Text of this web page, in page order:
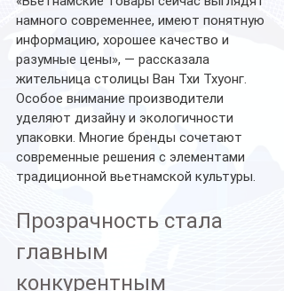
намного современнее, имеют понятную
информацию, хорошее качество и
разумные цены», — рассказала
жительница столицы Ван Тхи Тхуонг.
Особое внимание производители
уделяют дизайну и экологичности
упаковки. Многие бренды сочетают
современные решения с элементами
традиционной вьетнамской культуры.
Прозрачность стала
главным
конкурентным